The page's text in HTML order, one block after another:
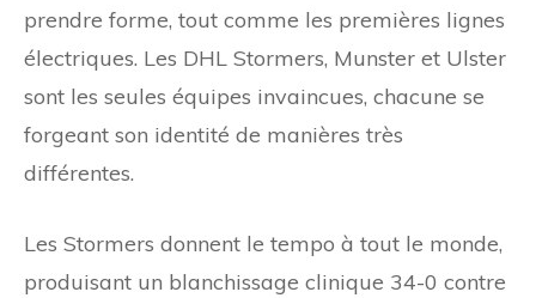
prendre forme, tout comme les premières lignes
électriques. Les DHL Stormers, Munster et Ulster
sont les seules équipes invaincues, chacune se
forgeant son identité de manières très
différentes.
Les Stormers donnent le tempo à tout le monde,
produisant un blanchissage clinique 34-0 contre